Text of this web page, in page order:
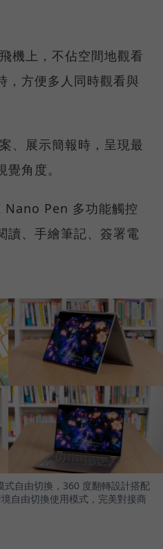
機上，不佔空間地觀看
，方便多人同時觀看與
、展示簡報時，呈現最
角度。
Nano Pen 多功能觸控
讀、手繪筆記、簽署電
自由切換，360 度翻轉設計搭配
自由切換使用模式，完美對接商